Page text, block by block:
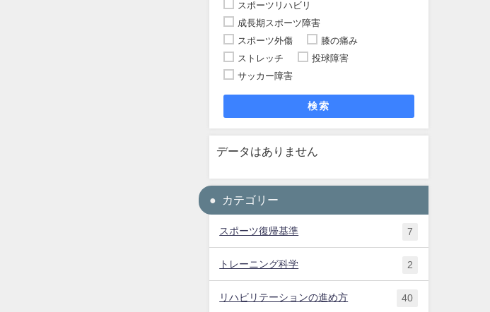
スポーツリハビリ
成長期スポーツ障害
スポーツ外傷
膝の痛み
ストレッチ
投球障害
サッカー障害
検索
データはありません
カテゴリー
スポーツ復帰基準 7
トレーニング科学 2
リハビリテーションの進め方 40